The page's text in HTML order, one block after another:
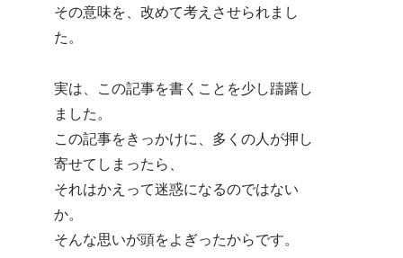
その意味を、改めて考えさせられまし
た。
実は、この記事を書くことを少し躊躇し
ました。
この記事をきっかけに、多くの人が押し
寄せてしまったら、
それはかえって迷惑になるのではない
か。
そんな思いが頭をよぎったからです。